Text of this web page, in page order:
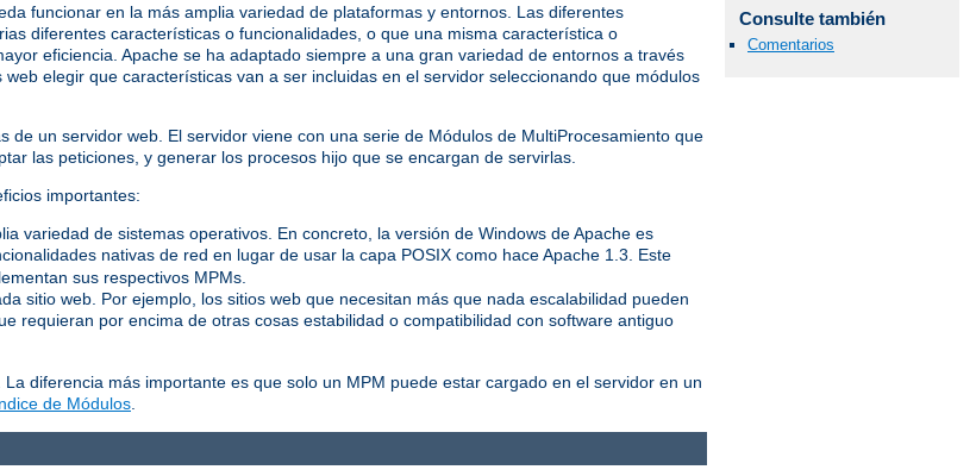
Consulte también
Comentarios
funcionar en la más amplia variedad de plataformas y entornos. Las diferentes
diferentes características o funcionalidades, o que una misma característica o
eficiencia. Apache se ha adaptado siempre a una gran variedad de entornos a través
elegir que características van a ser incluidas en el servidor seleccionando que módulos
un servidor web. El servidor viene con una serie de Módulos de MultiProcesamiento que
las peticiones, y generar los procesos hijo que se encargan de servirlas.
importantes:
variedad de sistemas operativos. En concreto, la versión de Windows de Apache es
nativas de red en lugar de usar la capa POSIX como hace Apache 1.3. Este
sus respectivos MPMs.
sitio web. Por ejemplo, los sitios web que necesitan más que nada escalabilidad pueden
requieran por encima de otras cosas estabilidad o compatibilidad con software antiguo
diferencia más importante es que solo un MPM puede estar cargado en el servidor en un
de Módulos